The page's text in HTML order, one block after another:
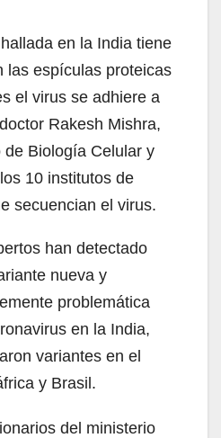
en la India tiene
las espículas proteicas
el virus se adhiere a
Rakesh Mishra,
Biología Celular y
10 institutos de
secuencian el virus.
han detectado
nueva y
problemática
en la India,
variantes en el
y Brasil.
del ministerio